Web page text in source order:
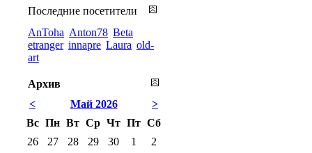
Последние посетители
AnToha Anton78 Beta
etranger innapre Laura old-
art
Архив
<
>
Май 2026
Вс Пн Вт Ср Чт Пт Сб
26
27 28 29 30 1
2